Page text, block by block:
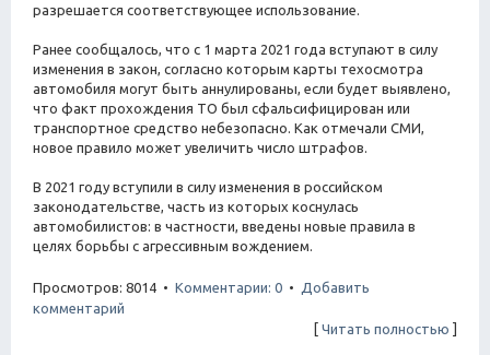
разрешается соответствующее использование.
Ранее сообщалось, что с 1 марта 2021 года вступают в силу
изменения в закон, согласно которым карты техосмотра
автомобиля могут быть аннулированы, если будет выявлено,
что факт прохождения ТО был сфальсифицирован или
транспортное средство небезопасно. Как отмечали СМИ,
новое правило может увеличить число штрафов.
В 2021 году вступили в силу изменения в российском
законодательстве, часть из которых коснулась
автомобилистов: в частности, введены новые правила в
целях борьбы с агрессивным вождением.
Просмотров: 8014 • Комментарии: 0 •
Добавить
комментарий
[ Читать полностью ]